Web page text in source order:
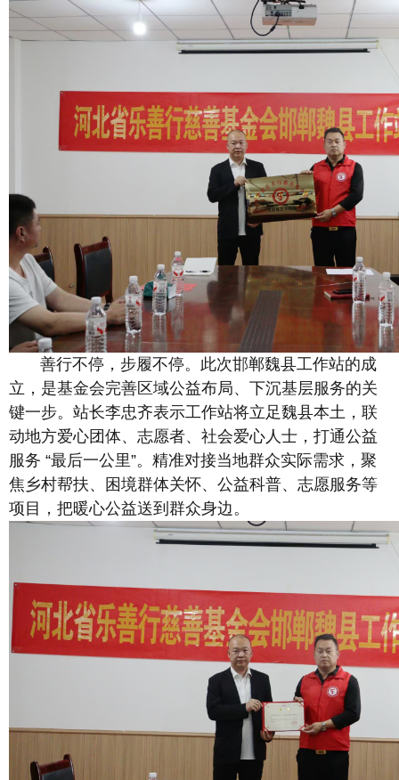
善行不停，步履不停。此次邯郸魏县工作站的成
立，是基金会完善区域公益布局、下沉基层服务的关
键一步。站长李忠齐表示工作站将立足魏县本土，联
动地方爱心团体、志愿者、社会爱心人士，打通公益
服务 “最后一公里”。精准对接当地群众实际需求，聚
焦乡村帮扶、困境群体关怀、公益科普、志愿服务等
项目，把暖心公益送到群众身边。